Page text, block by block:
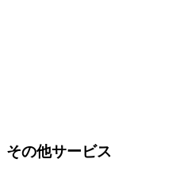
その他サービス